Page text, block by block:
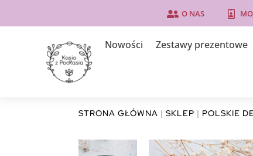
 O NAS 
Nowości Zestawy prezentowe
STRONA GŁÓWNA |SKLEP | POLSKIE